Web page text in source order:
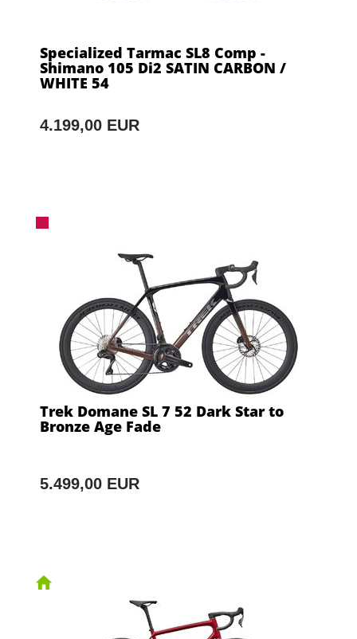
Specialized Tarmac SL8 Comp -
Shimano 105 Di2 SATIN CARBON /
WHITE 54
4.199,00 EUR
Trek Domane SL 7 52 Dark Star to
Bronze Age Fade
5.499,00 EUR